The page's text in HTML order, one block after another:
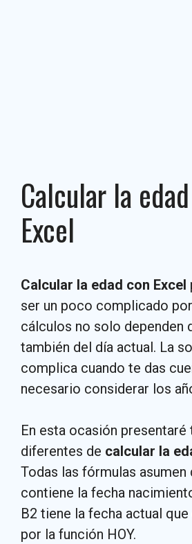
Calcular la
Excel
Calcular la edad con Excel
ser un poco complicado
cálculos no solo dependen
también del día actual. La
complica cuando te das
necesario considerar los
En esta ocasión presentaré
diferentes de calcular la
Todas las fórmulas asumen
contiene la fecha
B2 tiene la fecha actual
por la función HOY.